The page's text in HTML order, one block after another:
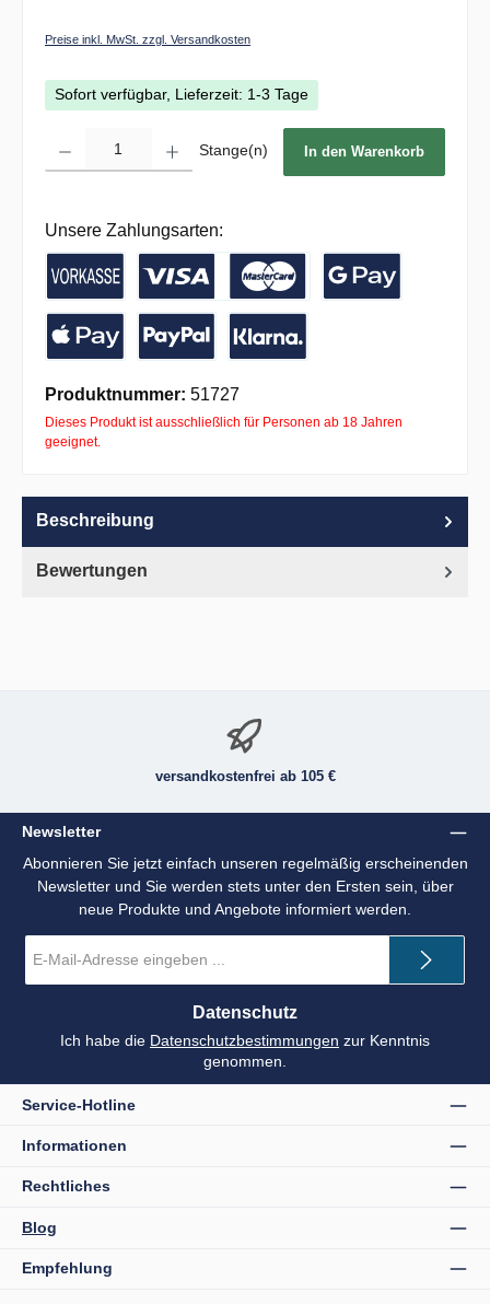
Preise inkl. MwSt. zzgl. Versandkosten
Sofort verfügbar, Lieferzeit: 1-3 Tage
Stange(n) In den Warenkorb
Unsere Zahlungsarten:
Vorkasse / Banküberweisung
Kreditkarte
Produktnummer: 51727
Dieses Produkt ist ausschließlich für Personen ab 18 Jahren
geeignet.
Beschreibung
Bewertungen
versandkostenfrei ab 105 €
Newsletter
Abonnieren Sie jetzt einfach unseren regelmäßig erscheinenden
Newsletter und Sie werden stets unter den Ersten sein, über
neue Produkte und Angebote informiert werden.
Mail-
*
Datenschutz
Ich habe die Datenschutzbestimmungen zur Kenntnis
genommen.
Service-Hotline
Informationen
Rechtliches
Blog
Empfehlung